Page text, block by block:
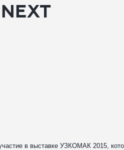
в выставке УЗКОМАК 2015,